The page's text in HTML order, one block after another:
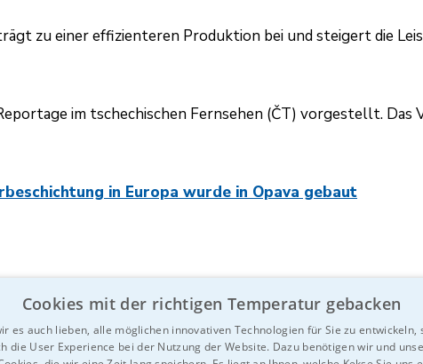
zu einer effizienteren Produktion bei und steigert die
im tschechischen Fernsehen (ČT) vorgestellt. Das
in Europa wurde in Opava gebaut
Cookies mit der richtigen Temperatur gebacken
es auch lieben, alle möglichen innovativen Technologien für Sie zu entwickeln,
die User Experience bei der Nutzung der Website. Dazu benötigen wir und